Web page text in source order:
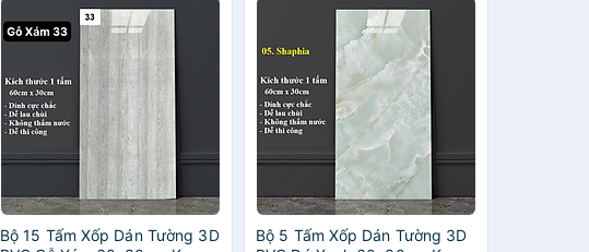
Bộ 15 Tấm Xốp Dán Tường 3D
Bộ 5 Tấm Xốp Dán Tường 3D